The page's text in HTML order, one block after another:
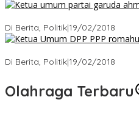
Di Berita, Politik|19/02/2018
Di Berita, Politik|19/02/2018
Olahraga Terbaru